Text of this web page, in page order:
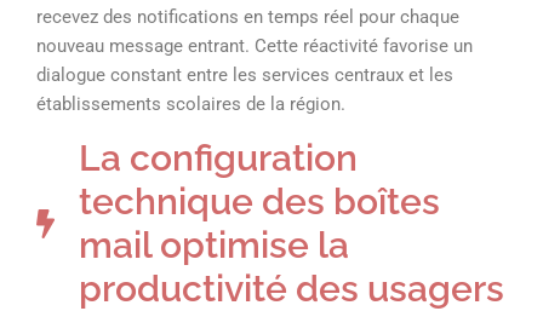
recevez des notifications en temps réel pour chaque
nouveau message entrant. Cette réactivité favorise un
dialogue constant entre les services centraux et les
établissements scolaires de la région.
La configuration
technique des boîtes
mail optimise la
productivité des usagers